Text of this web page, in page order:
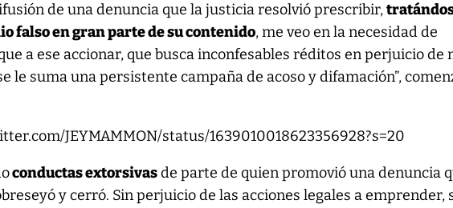
de una denuncia que la justicia resolvió prescribir,
falso en gran parte de su contenido, me veo en la necesidad de
a ese accionar, que busca inconfesables réditos en perjuicio de
le suma una persistente campaña de acoso y difamación”,
JEYMAMMON/status/1639010018623356928?s=20
conductas extorsivasde parte de quien promovió una denuncia
y cerró. Sin perjuicio de las acciones legales a emprender,